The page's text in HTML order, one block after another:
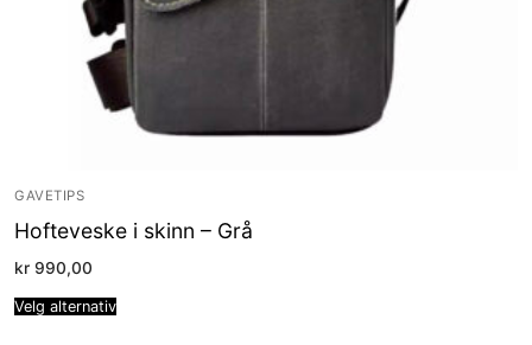
GAVETIPS
Hofteveske i skinn – Grå
kr 990,00
Velg alternativ